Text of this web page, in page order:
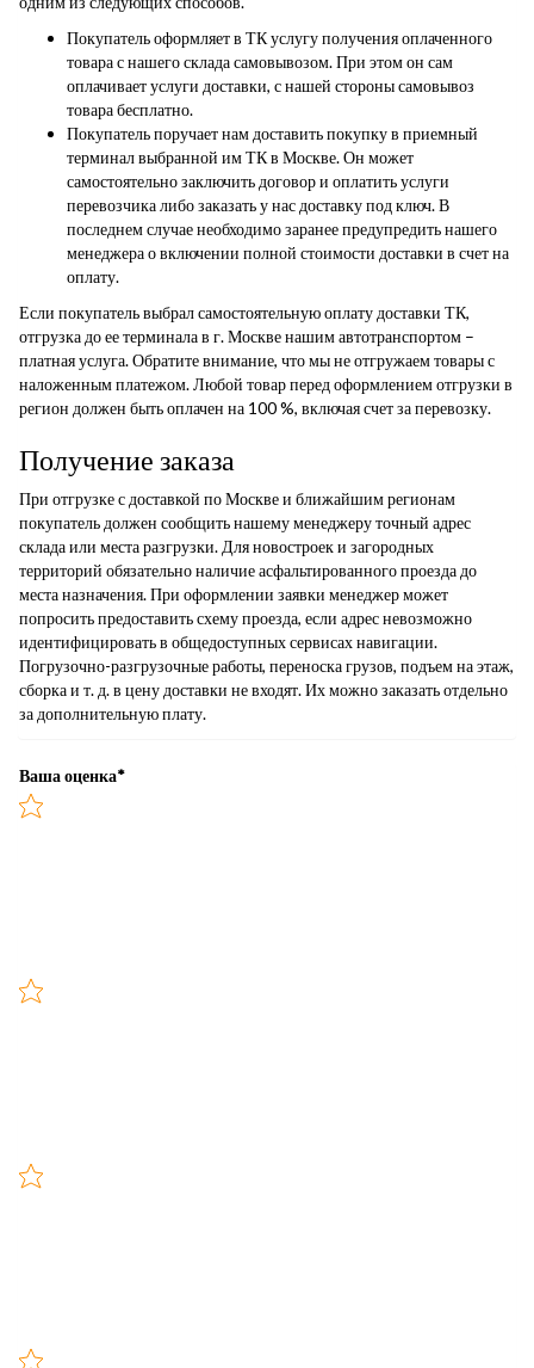
Покупатель оформляет в ТК услугу получения оплаченного
товара с нашего склада самовывозом. При этом он сам
оплачивает услуги доставки, с нашей стороны самовывоз
товара бесплатно.
Покупатель поручает нам доставить покупку в приемный
терминал выбранной им ТК в Москве. Он может
самостоятельно заключить договор и оплатить услуги
перевозчика либо заказать у нас доставку под ключ. В
последнем случае необходимо заранее предупредить нашего
менеджера о включении полной стоимости доставки в счет на
оплату.
Если покупатель выбрал самостоятельную оплату доставки ТК,
отгрузка до ее терминала в г. Москве нашим автотранспортом –
платная услуга. Обратите внимание, что мы не отгружаем товары с
наложенным платежом. Любой товар перед оформлением отгрузки в
регион должен быть оплачен на 100 %, включая счет за перевозку.
Получение заказа
При отгрузке с доставкой по Москве и ближайшим регионам
покупатель должен сообщить нашему менеджеру точный адрес
склада или места разгрузки. Для новостроек и загородных
территорий обязательно наличие асфальтированного проезда до
места назначения. При оформлении заявки менеджер может
попросить предоставить схему проезда, если адрес невозможно
идентифицировать в общедоступных сервисах навигации.
Погрузочно-разгрузочные работы, переноска грузов, подъем на этаж,
сборка и т. д. в цену доставки не входят. Их можно заказать отдельно
за дополнительную плату.
Ваша оценка*